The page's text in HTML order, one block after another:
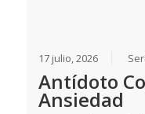
17 julio, 2026
Antídoto
Ansiedad